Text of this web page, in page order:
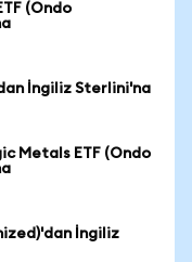
(Ondo
İngiliz Sterlini'na
Metals ETF (Ondo
İngiliz